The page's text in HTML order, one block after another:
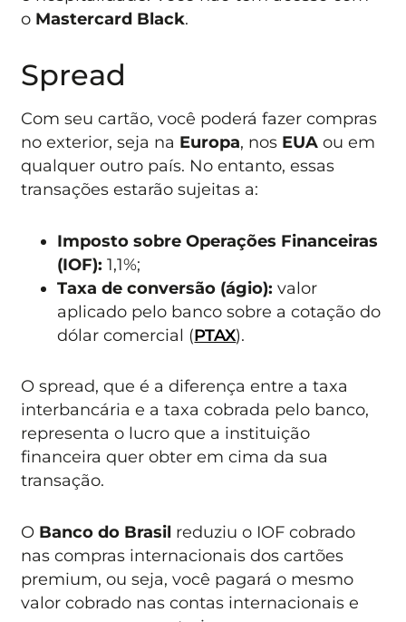
o Mastercard Black.
Spread
Com seu cartão, você poderá fazer compras
no exterior, seja na Europa, nos EUAou em
qualquer outro país. No entanto, essas
transações estarão sujeitas a:
Imposto sobre Operações Financeiras
(IOF): 1,1%;
Taxa de conversão (ágio): valor
aplicado pelo banco sobre a cotação do
dólar comercial (PTAX).
O spread, que é a diferença entre a taxa
interbancária e a taxa cobrada pelo banco,
representa o lucro que a instituição
financeira quer obter em cima da sua
transação.
O Banco do Brasil reduziu o IOF cobrado
nas compras internacionais dos cartões
premium, ou seja, você pagará o mesmo
valor cobrado nas contas internacionais e